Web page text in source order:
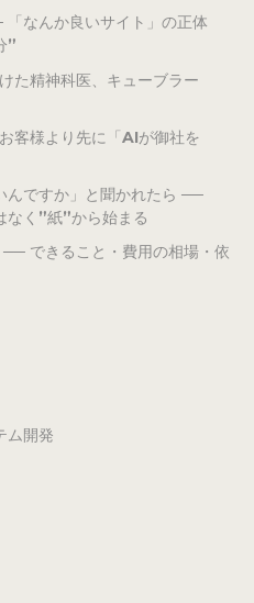
なんか良いサイト」の正体
”
た精神科医、キューブラー
客様より先に「AIが御社を
んですか」と聞かれたら ──
く”紙”から始まる
できること・費用の相場・依
ム開発